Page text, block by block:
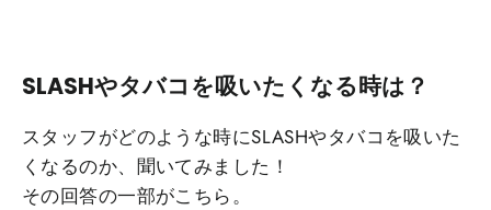
SLASHやタバコを吸いたくなる時は？
スタッフがどのような時にSLASHやタバコを吸いた
くなるのか、聞いてみました！
その回答の一部がこちら。